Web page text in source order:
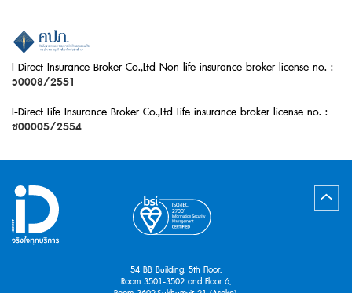
I-Direct Insurance Broker Co.,Ltd Non-life insurance broker license no. :
ว0008/2551
I-Direct Life Insurance Broker Co.,Ltd Life insurance broker license no. :
ช00005/2554
54 BB Building, 5th Floor,
Room 3501-3502 and Floor 6,